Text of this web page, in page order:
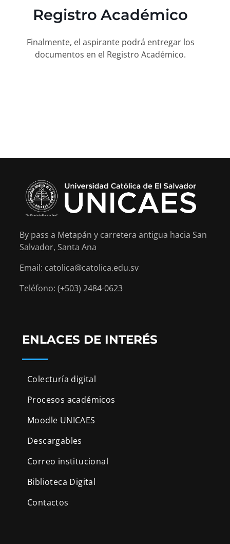
Registro Académico
Finalmente, el aspirante podrá entregar los
documentos en el Registro Académico.
By pass a Metapán y carretera antigua hacia San
Salvador, Santa Ana
Email: catolica@catolica.edu.sv
Teléfono: (+503) 2484-0623
ENLACES DE INTERÉS
Colecturía digital
Procesos académicos
Moodle UNICAES
Descargables
Correo institucional
Biblioteca Digital
Contactos